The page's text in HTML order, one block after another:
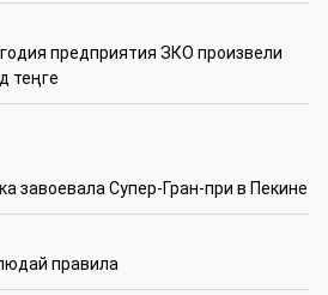
предприятия ЗКО произвели
теңге
завоевала Супер-Гран-при в Пекине
правила